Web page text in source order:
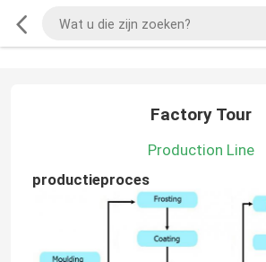
Factory Tour
Production Line
productieproces